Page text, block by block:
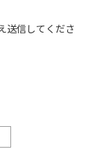
送信してくださ